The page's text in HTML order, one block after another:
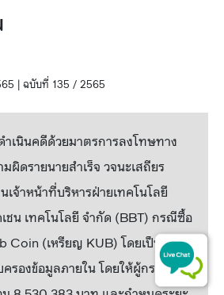
| ฉบับที่ 135 / 2565
ำเนินคดีด้วยมาตรการลงโทษทาง
ผิดรายนายสำเร็จ วจนะเสถียร
เจ้าหน้าที่บริหารฝ่ายเทคโนโลยี
น เทคโนโลยี จำกัด (BBT) กรณีซื้อ
Coin (เหรียญ KUB) โดยเป็น
รองข้อมูลภายใน โดยให้ผู้กระทำ